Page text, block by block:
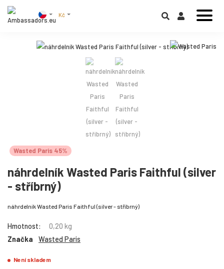
Kč
Wasted Paris 45%
náhrdelník Wasted Paris Faithful (silver
- stříbrný)
náhrdelník Wasted Paris Faithful (silver - stříbrný)
Hmotnost:
0,20 kg
Značka
Wasted Paris
Není skladem